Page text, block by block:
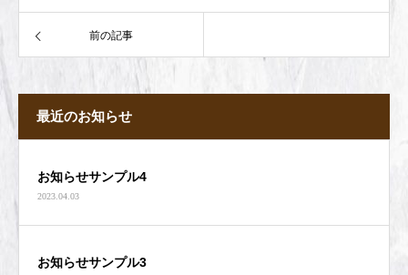
前の記事
最近のお知らせ
お知らせサンプル4
2023.04.03
お知らせサンプル3